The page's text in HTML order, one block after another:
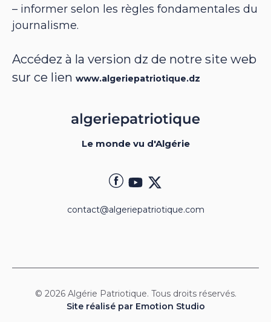
– informer selon les règles fondamentales du
journalisme.
Accédez à la version dz de notre site web
sur ce lien www.algeriepatriotique.dz
Le monde vu d'Algérie
contact@algeriepatriotique.com
© 2026 Algérie Patriotique. Tous droits réservés.
Site réalisé par Emotion Studio